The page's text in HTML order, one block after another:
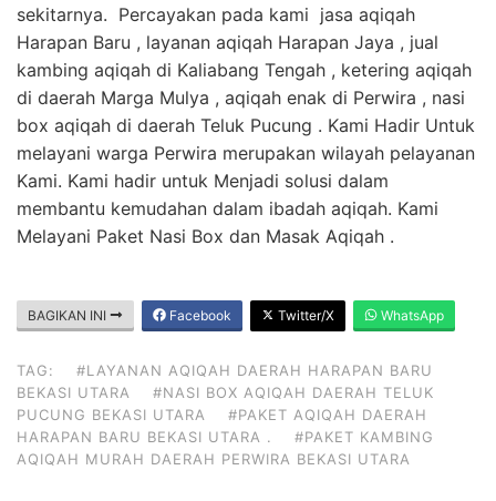
sekitarnya. Percayakan pada kami jasa aqiqah
Harapan Baru , layanan aqiqah Harapan Jaya , jual
kambing aqiqah di Kaliabang Tengah , ketering aqiqah
di daerah Marga Mulya , aqiqah enak di Perwira , nasi
box aqiqah di daerah Teluk Pucung . Kami Hadir Untuk
melayani warga Perwira merupakan wilayah pelayanan
Kami. Kami hadir untuk Menjadi solusi dalam
membantu kemudahan dalam ibadah aqiqah. Kami
Melayani Paket Nasi Box dan Masak Aqiqah .
BAGIKAN INI Facebook Twitter/X WhatsApp
TAG:
#LAYANAN AQIQAH DAERAH HARAPAN BARU
BEKASI UTARA
#NASI BOX AQIQAH DAERAH TELUK
PUCUNG BEKASI UTARA
#PAKET AQIQAH DAERAH
HARAPAN BARU BEKASI UTARA .
#PAKET KAMBING
AQIQAH MURAH DAERAH PERWIRA BEKASI UTARA